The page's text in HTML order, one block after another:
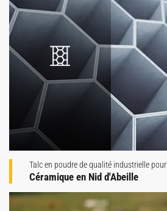
Talc en poudre de qualité industrielle pour
Céramique en Nid d'Abeille